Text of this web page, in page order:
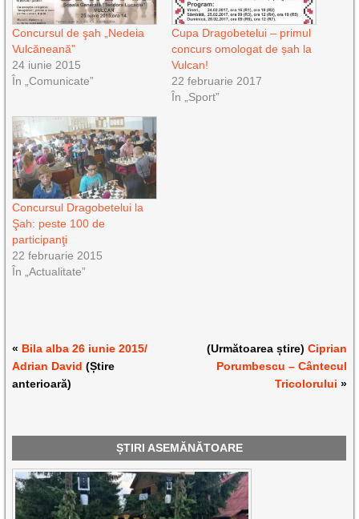
Concursul de şah „Nedeia
Vulcăneană”
24 iunie 2015
În „Comunicate”
Cupa Dragobetelui – primul
concurs omologat de șah la
Vulcan!
22 februarie 2017
În „Sport”
Concursul Dragobetelui la
Şah: peste 100 de
participanţi
22 februarie 2015
În „Actualitate”
« Bila alba 26 iunie 2015/
Adrian David (Știre
anterioară)
(Următoarea știre) Ciprian
Porumbescu – Cântecul
Tricolorului »
ȘTIRI ASEMĂNĂTOARE